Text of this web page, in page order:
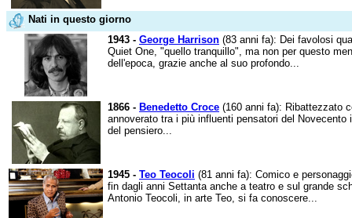
Nati in questo giorno
1943 - George Harrison (83 anni fa): Dei favolosi
Quiet One, "quello tranquillo", ma non per questo
dell'epoca, grazie anche al suo profondo...
1866 - Benedetto Croce (160 anni fa): Ribattezzato
annoverato tra i più influenti pensatori del
del pensiero...
1945 - Teo Teocoli (81 anni fa): Comico e
fin dagli anni Settanta anche a teatro e sul grande
Antonio Teocoli, in arte Teo, si fa conoscere...